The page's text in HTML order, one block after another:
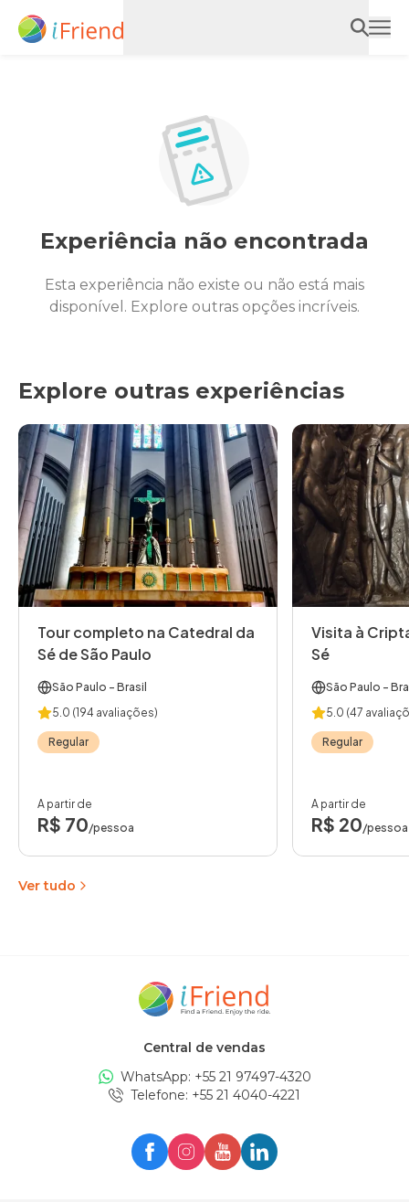
Experiência não encontrada
Esta experiência não existe ou não está mais
disponível. Explore outras opções incríveis.
Explore outras experiências
Tour completo na Catedral da
Sé de São Paulo
São Paulo - Brasil
5.0 (194 avaliações)
Regular
A partir de
R$ 70/pessoa
Visita à
Sé
São Paulo -
5.0 (47
Regular
A partir de
R$ 20/pessoa
Ver tudo
Central de vendas
WhatsApp: +55 21 97497-4320
Telefone: +55 21 4040-4221